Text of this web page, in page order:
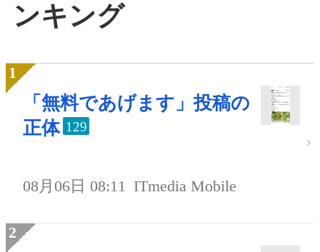
ンキング
「無料であげます」投稿の
正体 129
08月06日 08:11 ITmedia Mobile